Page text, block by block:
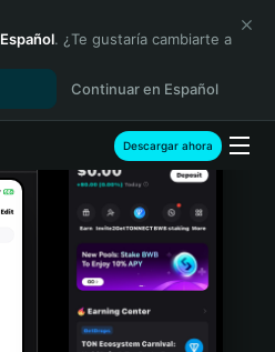
Español. ¿Te gustaría cambiarte a
Continuar en Español
Descargar ahora